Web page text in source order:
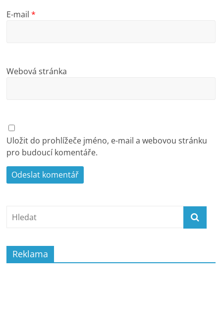
E-mail*
Webová stránka
Uložit do prohlížeče jméno, e-mail a webovou stránku
pro budoucí komentáře.
Reklama